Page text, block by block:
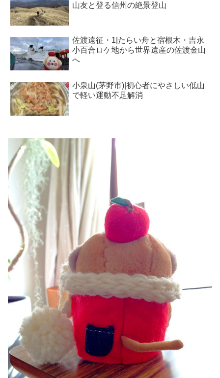
山友と登る信州の絶景登山
佐渡遠征・1|たらい舟と宿根木・吉永
小百合ロケ地から世界遺産の佐渡金山
へ
小泉山(茅野市)|初心者にやさしい低山
で軽い運動不足解消